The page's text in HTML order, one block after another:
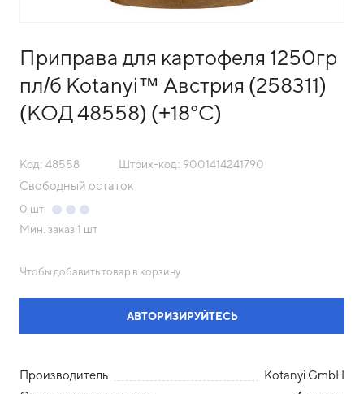
Приправа для картофеля 1250гр
пл/б Kotanyi™ Австрия (258311)
(КОД 48558) (+18°С)
Код: 48558 Штрих-код: 9001414241790
Свободный остаток
0 шт
Мин. заказ 1 шт
Чтобы добавить товар в корзину
АВТОРИЗИРУЙТЕСЬ
Производитель
Kotanyi GmbH